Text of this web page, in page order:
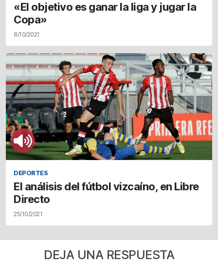
«El objetivo es ganar la liga y jugar la
Copa»
8/10/2021
DEPORTES
El análisis del fútbol vizcaíno, en Libre
Directo
25/10/2021
DEJA UNA RESPUESTA